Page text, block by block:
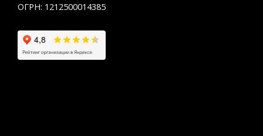
ОГРН: 1212500014385